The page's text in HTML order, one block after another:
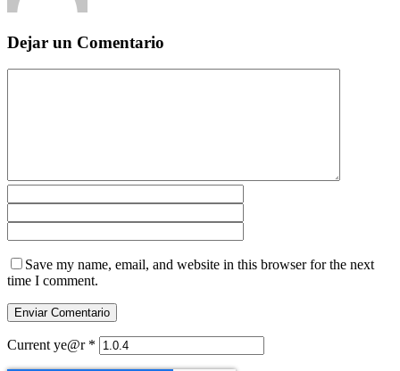
Dejar un Comentario
Save my name, email, and website in this browser for the next
time I comment.
Current ye@r *